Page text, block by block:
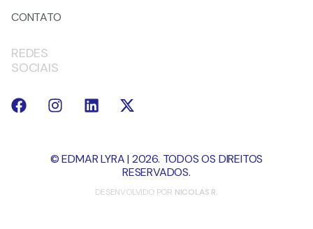
CONTATO
REDES
SOCIAIS
© EDMAR LYRA | 2026. TODOS OS DIREITOS
RESERVADOS.
DESENVOLVIDO POR NICOLAS R.